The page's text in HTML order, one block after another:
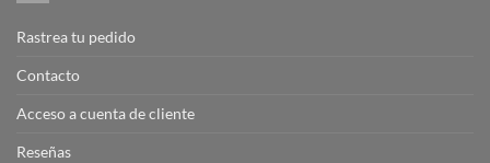
Rastrea tu pedido
Contacto
Acceso a cuenta de cliente
Reseñas